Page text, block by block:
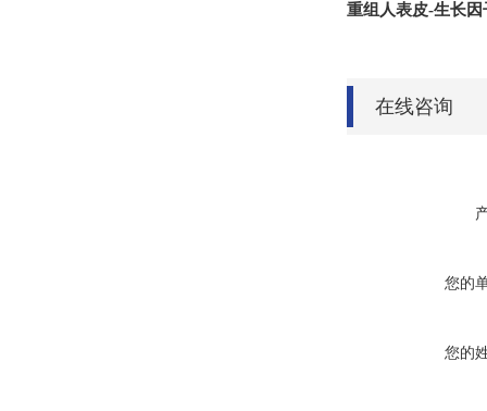
重组人表皮-生长因
在线咨询
您的
您的